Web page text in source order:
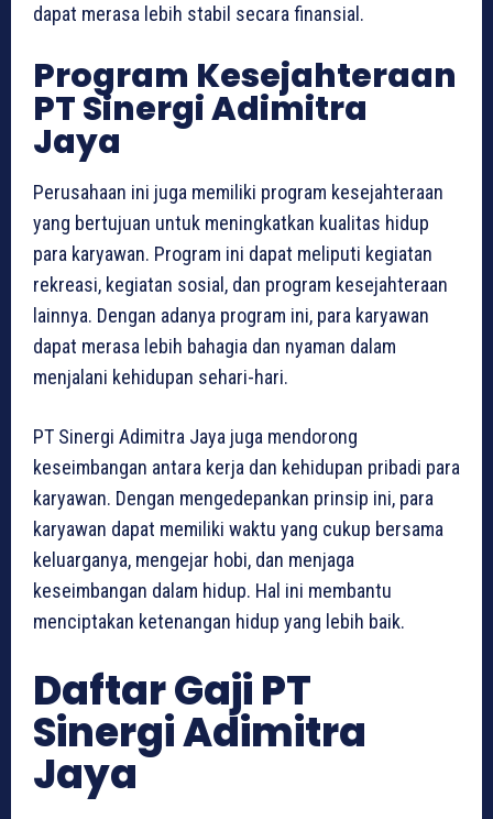
dapat merasa lebih stabil secara finansial.
Program Kesejahteraan
PT Sinergi Adimitra
Jaya
Perusahaan ini juga memiliki program kesejahteraan
yang bertujuan untuk meningkatkan kualitas hidup
para karyawan. Program ini dapat meliputi kegiatan
rekreasi, kegiatan sosial, dan program kesejahteraan
lainnya. Dengan adanya program ini, para karyawan
dapat merasa lebih bahagia dan nyaman dalam
menjalani kehidupan sehari-hari.
PT Sinergi Adimitra Jaya juga mendorong
keseimbangan antara kerja dan kehidupan pribadi para
karyawan. Dengan mengedepankan prinsip ini, para
karyawan dapat memiliki waktu yang cukup bersama
keluarganya, mengejar hobi, dan menjaga
keseimbangan dalam hidup. Hal ini membantu
menciptakan ketenangan hidup yang lebih baik.
Daftar Gaji PT
Sinergi Adimitra
Jaya